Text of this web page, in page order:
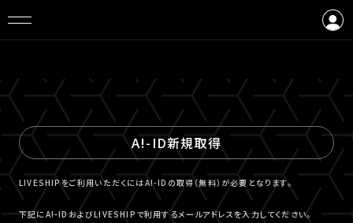
A!-ID新規取得
LIVESHIPをご利用いただくにはA!-IDの取得（無料）が必要となります。
下記にA!-IDおよびLIVESHIPで利用するメールアドレスを入力してください。